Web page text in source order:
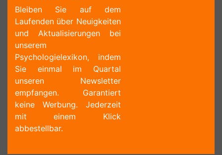
Bleiben Sie auf dem
Laufenden über Neuigkeiten
und Aktualisierungen bei
unserem
Psychologielexikon, indem
Sie einmal im Quartal
unseren Newsletter
empfangen. Garantiert
keine Werbung. Jederzeit
mit einem Klick
abbestellbar.